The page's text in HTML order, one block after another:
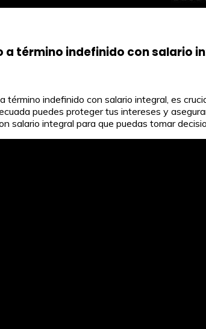
término indefinido con salario
indefinido con salario integral, es
puedes proteger tus intereses y
salario integral para que puedas tomar